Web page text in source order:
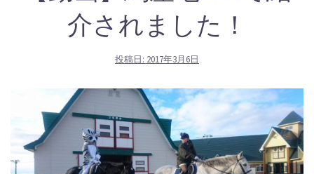
介されました！
投稿日: 2017年3月6日